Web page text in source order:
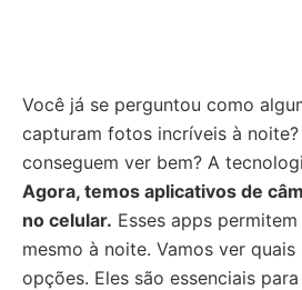
Você já se perguntou como
capturam fotos incríveis à
conseguem ver bem? A
Agora, temos aplicativos de
no celular. Esses apps
mesmo à noite. Vamos ver
opções. Eles são essenciais